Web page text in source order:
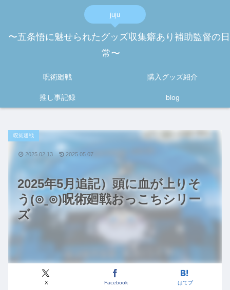
juju
〜五条悟に魅せられたグッズ収集癖あり補助監督の日
常〜
呪術廻戦 購入グッズ紹介
推し事記録 blog
2025年5月追記）頭に血が上りそ
う(⊙ˍ⊙)呪術廻戦おっこちシリー
ズ
呪術廻戦
X Facebook はてブ
2025.02.13 2025.05.07